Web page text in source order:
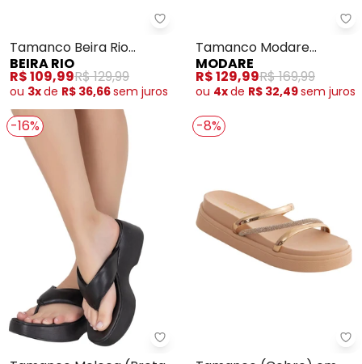
Beira Rio - Tamanco Beira Rio
Tamanco Beira Rio
(Marrom)
BEIRA RIO
R$ 109,99R$ 129,99
ou 3xde R$ 36,66sem juros
Tamanco Modare
(Preto)
MODARE
R$ 129,99R$ 169,99
ou 4xde R$ 32,49sem juros
-16%
Moleca - Tamanco Moleca
-8%